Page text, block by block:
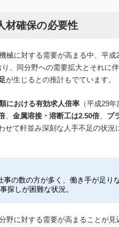
材確保の必要性
械に対する需要が高まる中、平成
、同分野への需要拡大とそれに
が生じるとの推計もでています。
における有効求人倍率 （平成29
、金属溶接・溶断工は2.50倍
プ
せて軒並み深刻な人手不足の状況
の数の方が多く、働き手が足り
探しが困難な状況。
野に対する需要が高まることが